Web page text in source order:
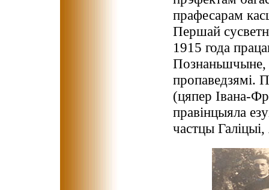
прафесарам
Першай
1915 года
Познаньшчыне,
пропаведзямі.
(цяпер Івана-
правінцыяла
частцы Галіцыі,